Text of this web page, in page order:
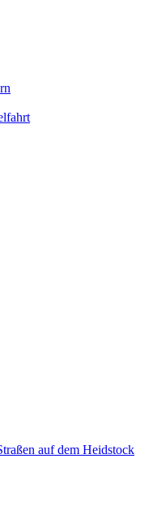
auf dem Heidstock